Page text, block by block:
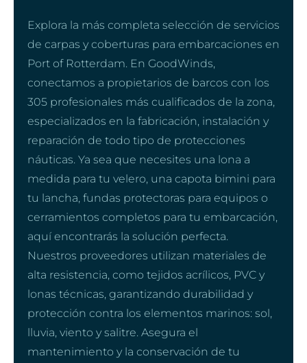
Explora la más completa selección de servicios
de carpas y coberturas para embarcaciones en
Port of Rotterdam. En GoodWinds,
conectamos a propietarios de barcos con los
305 profesionales más cualificados de la zona,
especializados en la fabricación, instalación y
reparación de todo tipo de protecciones
náuticas. Ya sea que necesites una lona a
medida para tu velero, una capota bimini para
tu lancha, fundas protectoras para equipos o
cerramientos completos para tu embarcación,
aquí encontrarás la solución perfecta.
Nuestros proveedores utilizan materiales de
alta resistencia, como tejidos acrílicos, PVC y
lonas técnicas, garantizando durabilidad y
protección contra los elementos marinos: sol,
lluvia, viento y salitre. Asegura el
mantenimiento y la conservación de tu